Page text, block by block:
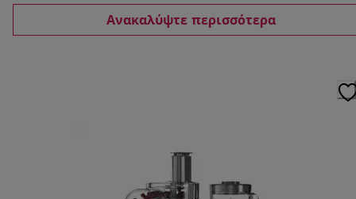
Ανακαλύψτε περισσότερα